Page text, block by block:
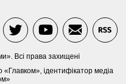
Всі права захищені
ідентифікатор медіа